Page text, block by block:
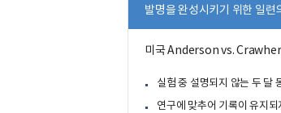
발명을 완성시키기 위한 일련
미국 Anderson vs.
실험 중 설명되지 않는 두 달
연구에 맞추어 기록이 유지